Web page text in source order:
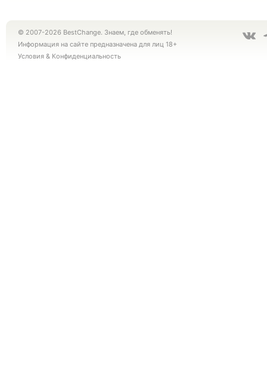
© 2007-2026 BestChange. Знаем, где обменять!
Информация на сайте предназначена для лиц 18+
Условия & Конфиденциальность